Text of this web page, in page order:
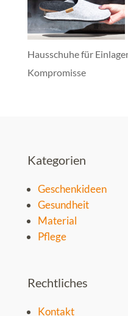
Hausschuhe für
Kompromisse
Kategorien
Geschenkideen
Gesundheit
Material
Pflege
Rechtliches
Kontakt